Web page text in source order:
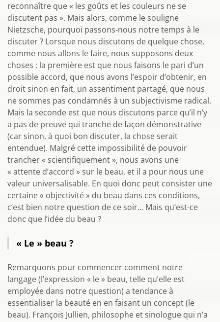
reconnaître que « les goûts et les couleurs ne se
discutent pas ». Mais alors, comme le souligne
Nietzsche, pourquoi passons-nous notre temps à le
discuter ? Lorsque nous discutons de quelque chose,
comme nous allons le faire, nous supposons deux
choses : la première est que nous faisons le pari d’un
possible accord, que nous avons l’espoir d’obtenir, en
droit sinon en fait, un assentiment partagé, que nous
ne sommes pas condamnés à un subjectivisme radical.
Mais la seconde est que nous discutons parce qu’il n’y
a pas de preuve qui tranche de façon démonstrative
(car sinon, à quoi bon discuter, la chose serait
entendue). Malgré cette impossibilité de pouvoir
trancher « scientifiquement », nous avons une
« attente d’accord » sur le beau, et il a pour nous une
valeur universalisable. En quoi donc peut consister une
certaine « objectivité » du beau dans ces conditions,
c’est bien notre question de ce soir… Mais qu’est-ce
donc que l’idée du beau ?
« Le » beau ?
Remarquons pour commencer comment notre
langage (l’expression « le » beau, telle qu’elle est
employée dans notre question) a tendance à
essentialiser la beauté en en faisant un concept (le
beau). François Jullien, philosophe et sinologue qui n’a